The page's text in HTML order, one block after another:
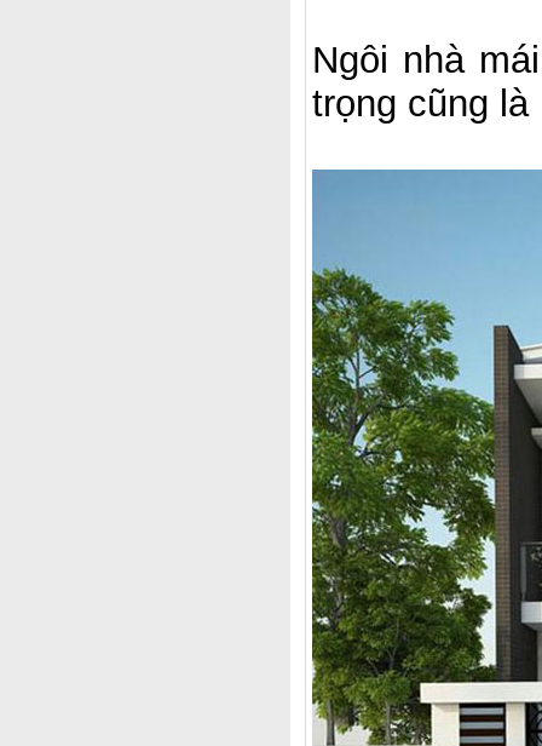
Ngôi nhà
trọng cũng